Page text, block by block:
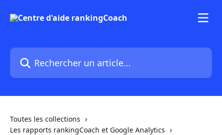
Rechercher un article...
Toutes les collections
Les rapports rankingCoach et Google Analytics